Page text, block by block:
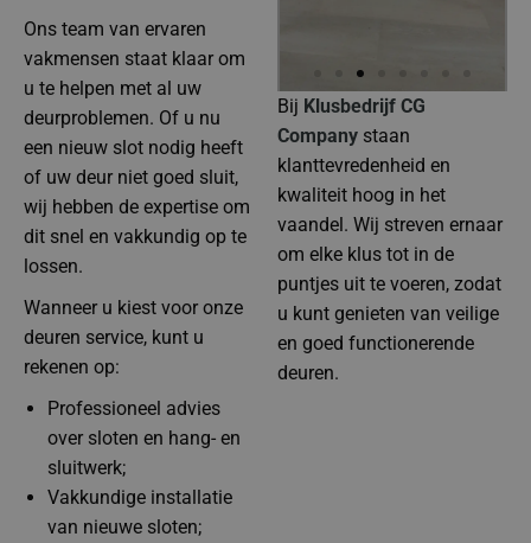
Ons team van ervaren
vakmensen staat klaar om
u te helpen met al uw
deurproblemen. Of u nu
een nieuw slot nodig heeft
of uw deur niet goed sluit,
wij hebben de expertise om
dit snel en vakkundig op te
lossen.
Wanneer u kiest voor onze
deuren service, kunt u
rekenen op:
Professioneel advies
over sloten en hang- en
sluitwerk;
Vakkundige installatie
van nieuwe sloten;
Bij Klusbedrijf CG
Company staan
klanttevredenheid en
kwaliteit hoog in het
vaandel. Wij streven ernaar
om elke klus tot in de
puntjes uit te voeren, zodat
u kunt genieten van veilige
en goed functionerende
deuren.